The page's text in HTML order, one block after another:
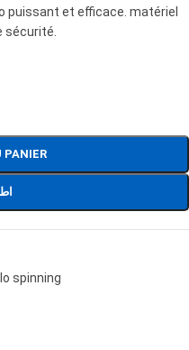
puissant et efficace. matériel
sécurité.
PANIER
spinning